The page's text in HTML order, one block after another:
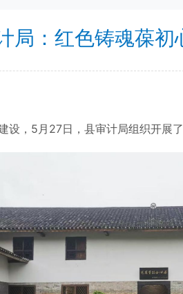
局：红色铸魂葆初
，5月27日，县审计局组织开展了